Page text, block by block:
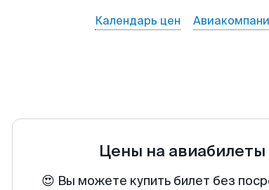
Календарь цен
Цены на авиабилеты
😍 Вы можете купить билет без